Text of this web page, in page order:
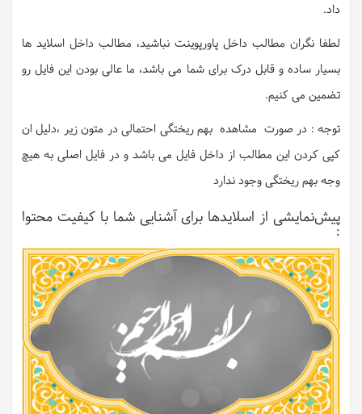
داد.
لطفا نگران مطالب داخل پاورپوینت نباشید، مطالب داخل اسلاید ها
بسیار ساده و قابل درک برای شما می باشد، ما عالی بودن این فایل رو
تضمین می کنیم.
توجه : در صورت مشاهده بهم ریختگی احتمالی در متون زیر ،دلیل ان
کپی کردن این مطالب از داخل فایل می باشد و در فایل اصلی به هیچ
وجه بهم ریختگی وجود ندارد
پیش‌نمایشی از اسلایدها برای آشنایی شما با کیفیت محتوا
: